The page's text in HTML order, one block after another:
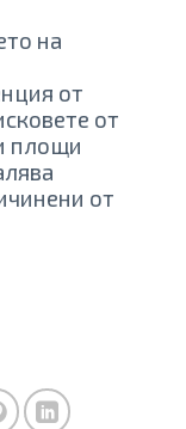
на
от
от
площи
от